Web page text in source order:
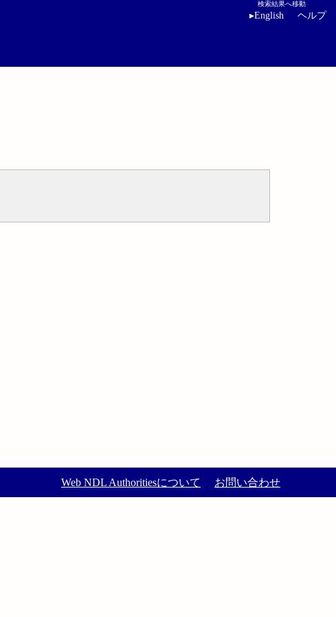
検索結果へ移動
▸English ヘルプ
Web NDL Authoritiesについて お問い合わせ